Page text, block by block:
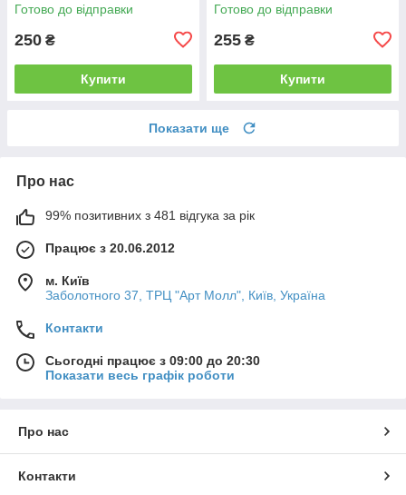
Готово до відправки
250 ₴
Купити
Готово до відправки
255 ₴
Купити
Показати ще
Про нас
99% позитивних з 481 відгука за рік
Працює з 20.06.2012
м. Київ
Заболотного 37, ТРЦ "Арт Молл", Київ, Україна
Контакти
Сьогодні працює з 09:00 до 20:30
Показати весь графік роботи
Про нас
Контакти